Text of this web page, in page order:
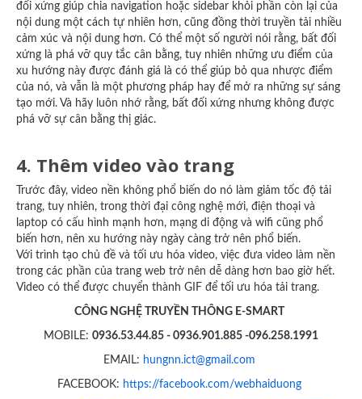
đối xứng giúp chia navigation hoặc sidebar khỏi phần còn lại của
nội dung một cách tự nhiên hơn, cũng đồng thời truyền tải nhiều
cảm xúc và nội dung hơn. Có thể một số người nói rằng, bất đối
xứng là phá vỡ quy tắc cân bằng, tuy nhiên những ưu điểm của
xu hướng này được đánh giá là có thể giúp bỏ qua nhược điểm
của nó, và vẫn là một phương pháp hay để mở ra những sự sáng
tạo mới. Và hãy luôn nhớ rằng, bất đối xứng nhưng không được
phá vỡ sự cân bằng thị giác.
4. Thêm video vào trang
Trước đây, video nền không phổ biến do nó làm giảm tốc độ tải
trang, tuy nhiên, trong thời đại công nghệ mới, điện thoại và
laptop có cấu hình mạnh hơn, mạng di động và wifi cũng phổ
biến hơn, nên xu hướng này ngày càng trở nên phổ biến.
Với trình tạo chủ đề và tối ưu hóa video, việc đưa video làm nền
trong các phần của trang web trở nên dễ dàng hơn bao giờ hết.
Video có thể được chuyển thành GIF để tối ưu hóa tải trang.
CÔNG NGHỆ TRUYỀN THÔNG E-SMART
MOBILE: 0936.53.44.85 - 0936.901.885 -096.258.1991
EMAIL: hungnn.ict@gmail.com
FACEBOOK: https://facebook.com/webhaiduong